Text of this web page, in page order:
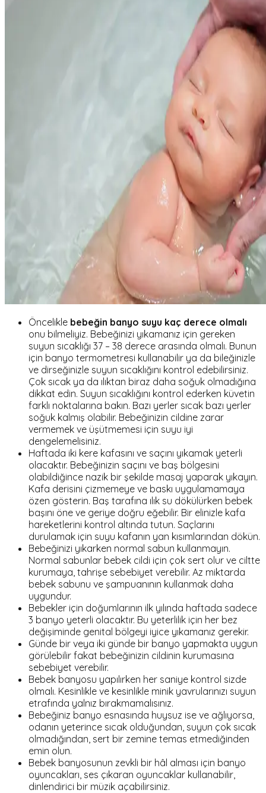
Öncelikle bebeğin banyo suyu kaç derece olmalı
onu bilmeliyiz. Bebeğinizi yıkamanız için gereken
suyun sıcaklığı 37 – 38 derece arasında olmalı. Bunun
için banyo termometresi kullanabilir ya da bileğinizle
ve dirseğinizle suyun sıcaklığını kontrol edebilirsiniz.
Çok sıcak ya da ılıktan biraz daha soğuk olmadığına
dikkat edin. Suyun sıcaklığını kontrol ederken küvetin
farklı noktalarına bakın. Bazı yerler sıcak bazı yerler
soğuk kalmış olabilir. Bebeğinizin cildine zarar
vermemek ve üşütmemesi için suyu iyi
dengelemelisiniz.
Haftada iki kere kafasını ve saçını yıkamak yeterli
olacaktır. Bebeğinizin saçını ve baş bölgesini
olabildiğince nazik bir şekilde masaj yaparak yıkayın.
Kafa derisini çizmemeye ve baskı uygulamamaya
özen gösterin. Baş tarafına ılık su dökülürken bebek
başını öne ve geriye doğru eğebilir. Bir elinizle kafa
hareketlerini kontrol altında tutun. Saçlarını
durulamak için suyu kafanın yan kısımlarından dökün.
Bebeğinizi yıkarken normal sabun kullanmayın.
Normal sabunlar bebek cildi için çok sert olur ve ciltte
kurumaya, tahrişe sebebiyet verebilir. Az miktarda
bebek sabunu ve şampuanının kullanmak daha
uygundur.
Bebekler için doğumlarının ilk yılında haftada sadece
3 banyo yeterli olacaktır. Bu yeterlilik için her bez
değişiminde genital bölgeyi iyice yıkamanız gerekir.
Günde bir veya iki günde bir banyo yapmakta uygun
görülebilir fakat bebeğinizin cildinin kurumasına
sebebiyet verebilir.
Bebek banyosu yapılırken her saniye kontrol sizde
olmalı. Kesinlikle ve kesinlikle minik yavrularınızı suyun
etrafında yalnız bırakmamalısınız.
Bebeğiniz banyo esnasında huysuz ise ve ağlıyorsa,
odanın yeterince sıcak olduğundan, suyun çok sıcak
olmadığından, sert bir zemine temas etmediğinden
emin olun.
Bebek banyosunun zevkli bir hâl alması için banyo
oyuncakları, ses çıkaran oyuncaklar kullanabilir,
dinlendirici bir müzik açabilirsiniz.